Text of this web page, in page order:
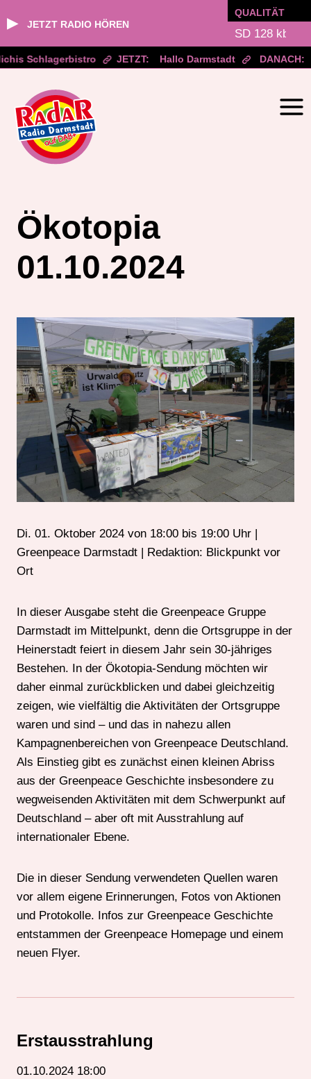
▶ JETZT RADIO HÖREN
QUALITÄT
Schlagerbistro JETZT: Hallo Darmstadt DANACH:
springen
Ökotopia
01.10.2024
Di. 01. Oktober 2024 von 18:00 bis 19:00 Uhr |
Greenpeace Darmstadt | Redaktion: Blickpunkt vor
Ort
In dieser Ausgabe steht die Greenpeace Gruppe
Darmstadt im Mittelpunkt, denn die Ortsgruppe in der
Heinerstadt feiert in diesem Jahr sein 30-jähriges
Bestehen. In der Ökotopia-Sendung möchten wir
daher einmal zurückblicken und dabei gleichzeitig
zeigen, wie vielfältig die Aktivitäten der Ortsgruppe
waren und sind – und das in nahezu allen
Kampagnenbereichen von Greenpeace Deutschland.
Als Einstieg gibt es zunächst einen kleinen Abriss
aus der Greenpeace Geschichte insbesondere zu
wegweisenden Aktivitäten mit dem Schwerpunkt auf
Deutschland – aber oft mit Ausstrahlung auf
internationaler Ebene.
Die in dieser Sendung verwendeten Quellen waren
vor allem eigene Erinnerungen, Fotos von Aktionen
und Protokolle. Infos zur Greenpeace Geschichte
entstammen der Greenpeace Homepage und einem
neuen Flyer.
Erstausstrahlung
01.10.2024 18:00